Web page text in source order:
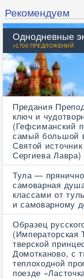
Рекомендуем
Однодневные
>1700 ПРЕДЛОЖЕНИЙ
Предания
ключ и
(Гефсиманский
самый большой
Святой
Сергиева Лавра)
Тула —
самоварная
классами от
и самоварному
Образец
тверской
Домотканово, с
теплоходной
поезде